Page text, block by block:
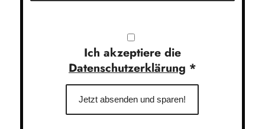
Ich akzeptiere die
Datenschutzerklärung *